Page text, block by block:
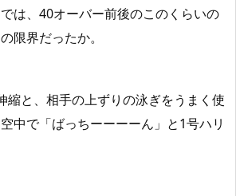
は、40オーバー前後のこのくらいの
限界だったか。
縮と、相手の上ずりの泳ぎをうまく使
中で「ばっちーーーーん」と1号ハリ